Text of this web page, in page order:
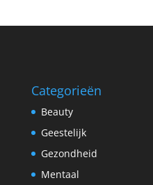
Categorieën
Beauty
Geestelijk
Gezondheid
Mentaal